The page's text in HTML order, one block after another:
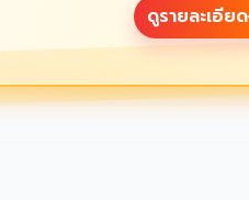
ดูรายละเอียด